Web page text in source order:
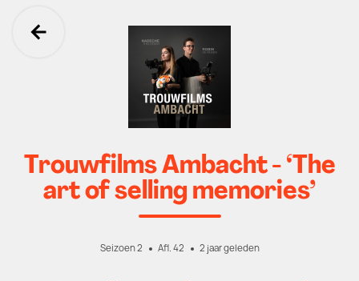
Ga terug
Trouwfilms Ambacht - ‘The
art of selling memories’
Seizoen 2 Afl. 42 2 jaar geleden